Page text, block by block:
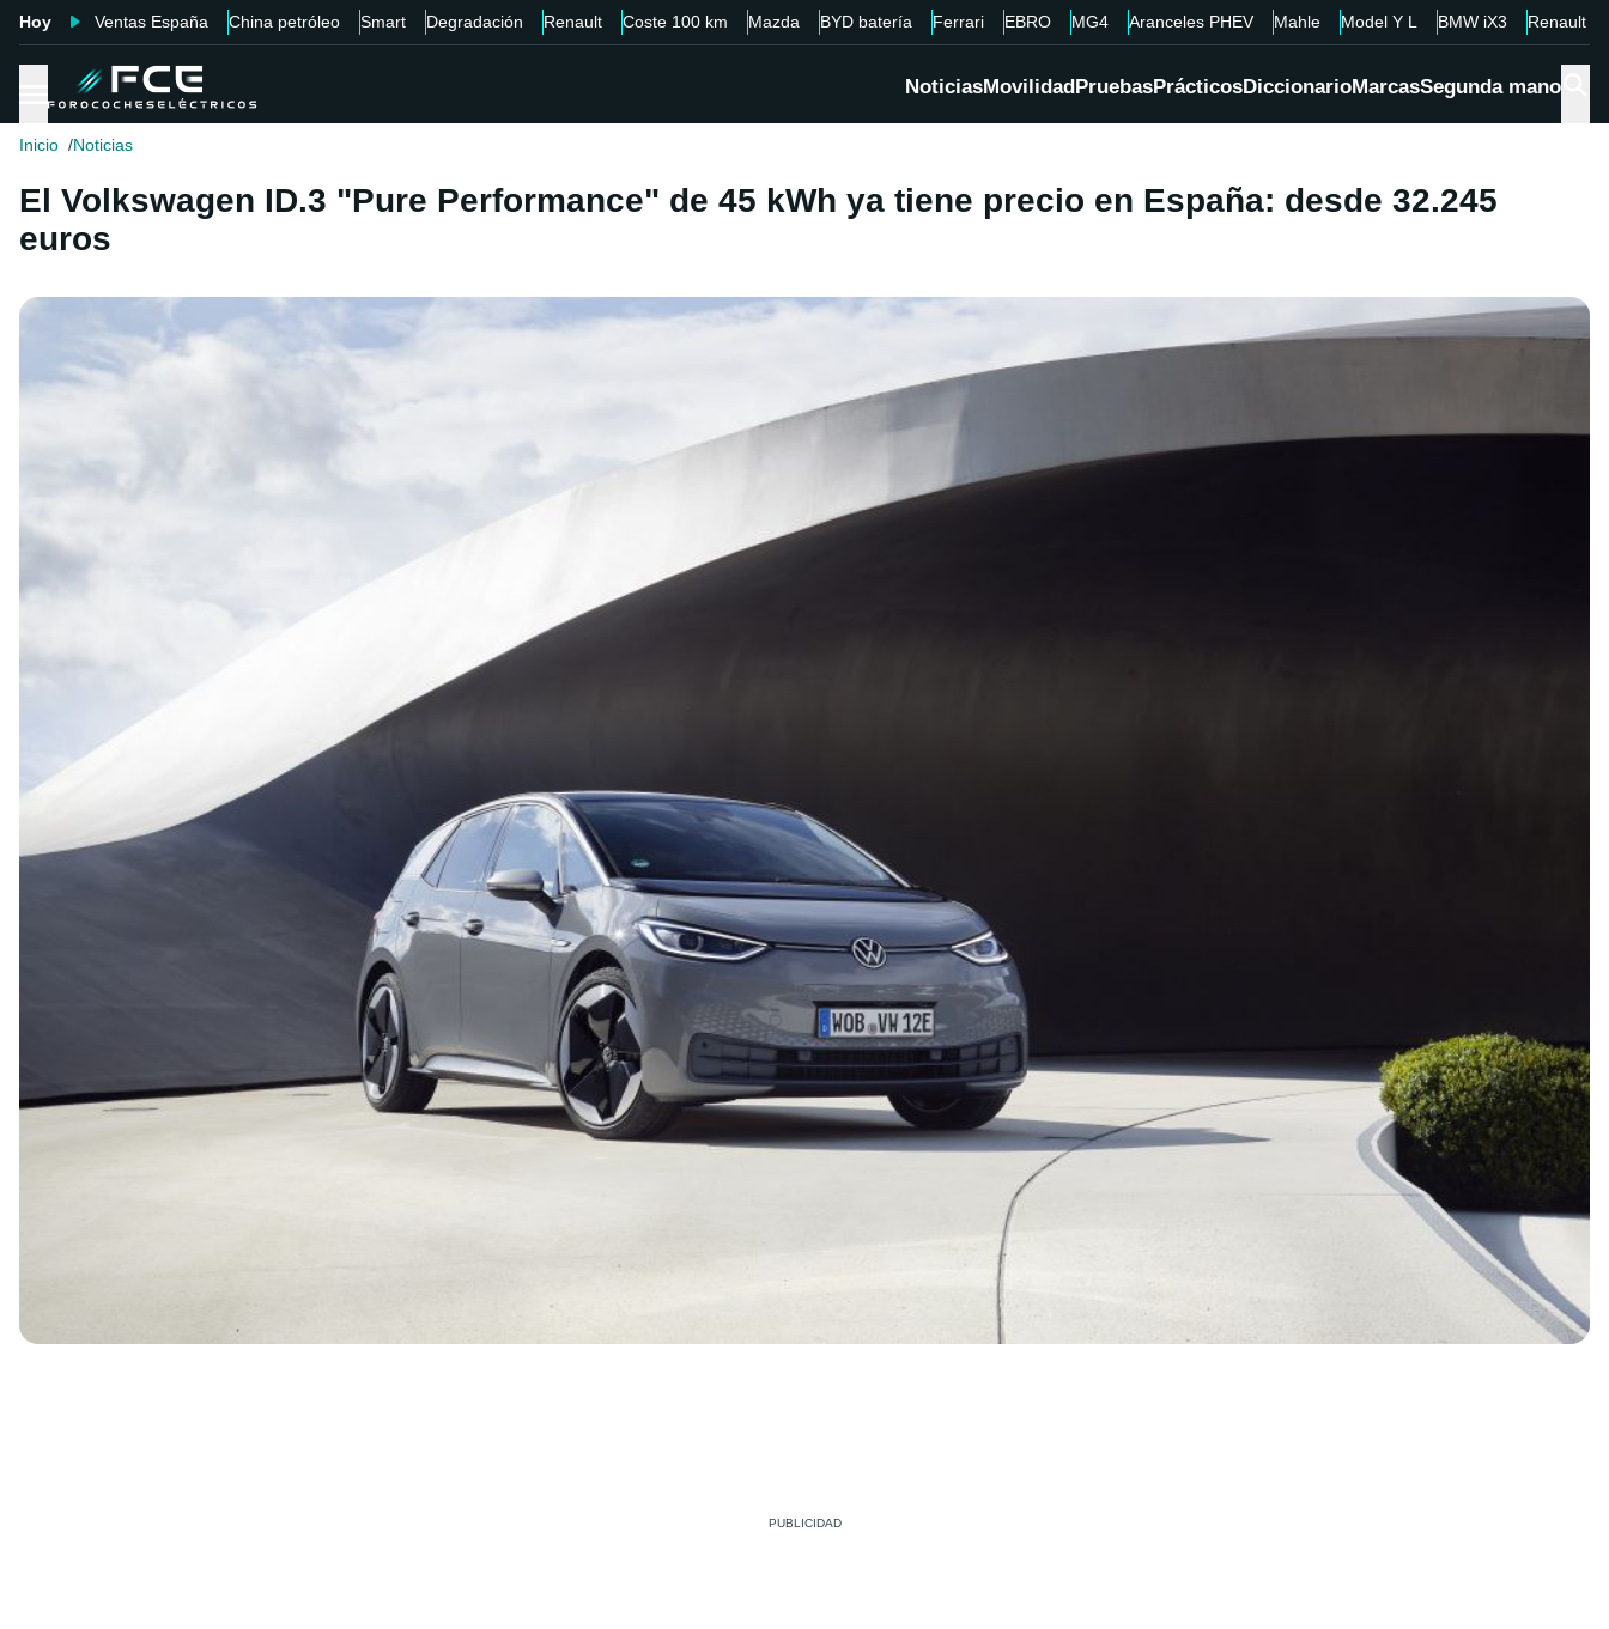
Hoy Ventas España China petróleo Smart Degradación Renault Coste 100 km Mazda BYD batería Ferrari EBRO MG4 Aranceles PHEV Mahle Model Y L BMW iX3 Renault
NoticiasMovilidadPruebasPrácticosDiccionarioMarcasSegunda mano
Inicio Noticias
El Volkswagen ID.3 "Pure Performance" de 45 kWh ya tiene precio en España: desde 32.245
euros